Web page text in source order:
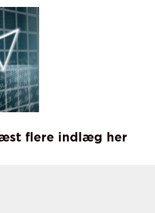
flere indlæg her